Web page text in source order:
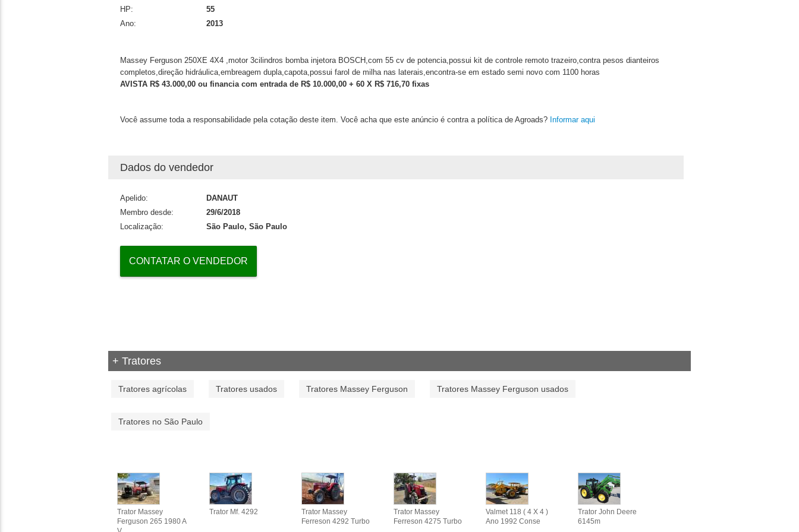
HP:
55
Ano:
2013
Massey Ferguson 250XE 4X4 ,motor 3cilindros bomba injetora BOSCH,com 55 cv de potencia,possui kit de controle remoto trazeiro,contra pesos dianteiros
completos,direção hidráulica,embreagem dupla,capota,possui farol de milha nas laterais,encontra-se em estado semi novo com 1100 horas
AVISTA R$ 43.000,00 ou financia com entrada de R$ 10.000,00 + 60 X R$ 716,70 fixas
Você assume toda a responsabilidade pela cotação deste item. Você acha que este anúncio é contra a política de Agroads? Informar aqui
Dados do vendedor
Apelido:
DANAUT
Membro desde:
29/6/2018
Localização:
São Paulo, São Paulo
CONTATAR O VENDEDOR
+ Tratores
Tratores agrícolas Tratores usados Tratores Massey Ferguson Tratores Massey Ferguson usados
Tratores no São Paulo
Trator Massey
Ferguson 265 1980 A
Trator Mf. 4292
Trator Massey
Ferreson 4292 Turbo
Trator Massey
Ferreson 4275 Turbo
Valmet 118 ( 4 X 4 )
Ano 1992 Conse
Trator John Deere
6145m